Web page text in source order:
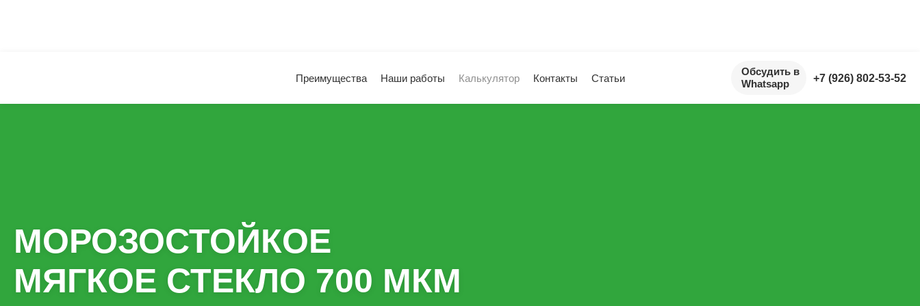
Преимущества Наши работы Калькулятор Контакты Статьи
Обсудить в
Whatsapp
+7 (926) 802-53-52
МОРОЗОСТОЙКОЕ
МЯГКОЕ СТЕКЛО 700 МКМ